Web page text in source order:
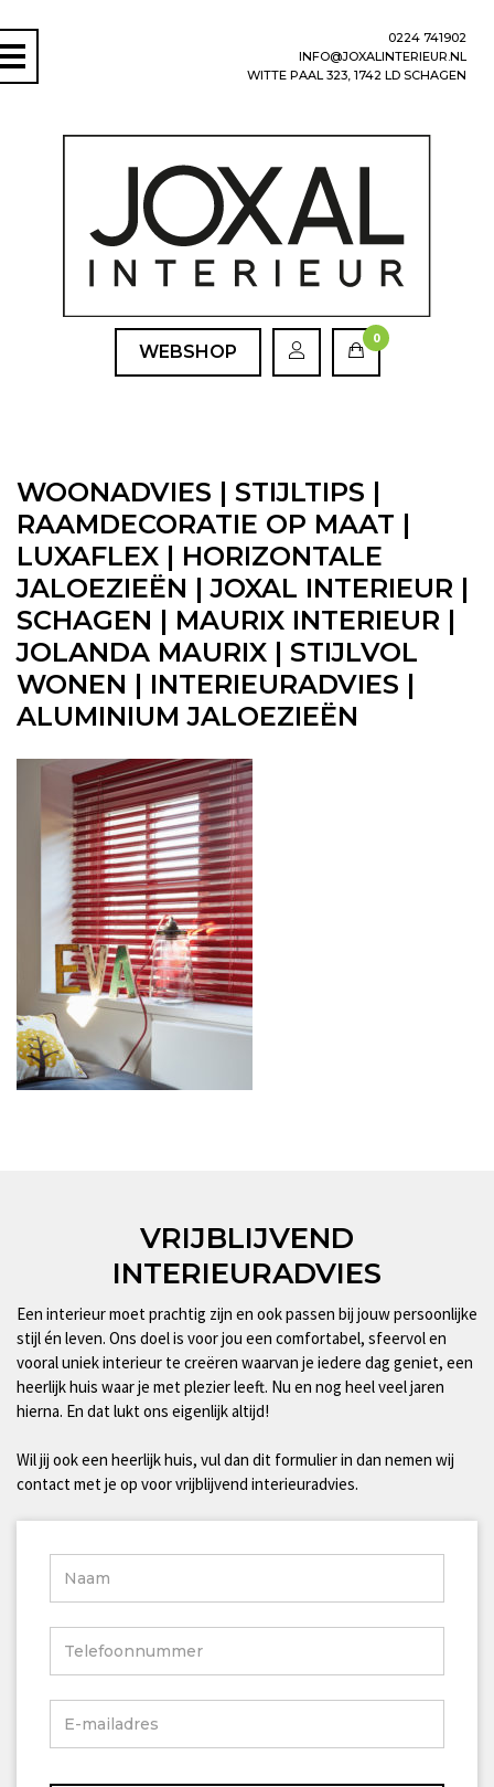
0224 741902
INFO@JOXALINTERIEUR.NL
WITTE PAAL 323, 1742 LD SCHAGEN
WEBSHOP
0
WOONADVIES | STIJLTIPS |
RAAMDECORATIE OP MAAT |
LUXAFLEX | HORIZONTALE
JALOEZIEËN | JOXAL INTERIEUR |
SCHAGEN | MAURIX INTERIEUR |
JOLANDA MAURIX | STIJLVOL
WONEN | INTERIEURADVIES |
ALUMINIUM JALOEZIEËN
VRIJBLIJVEND
INTERIEURADVIES
Een interieur moet prachtig zijn en ook passen bij jouw persoonlijke
stijl én leven. Ons doel is voor jou een comfortabel, sfeervol en
vooral uniek interieur te creëren waarvan je iedere dag geniet, een
heerlijk huis waar je met plezier leeft. Nu en nog heel veel jaren
hierna. En dat lukt ons eigenlijk altijd!
Wil jij ook een heerlijk huis, vul dan dit formulier in dan nemen wij
contact met je op voor vrijblijvend interieuradvies.